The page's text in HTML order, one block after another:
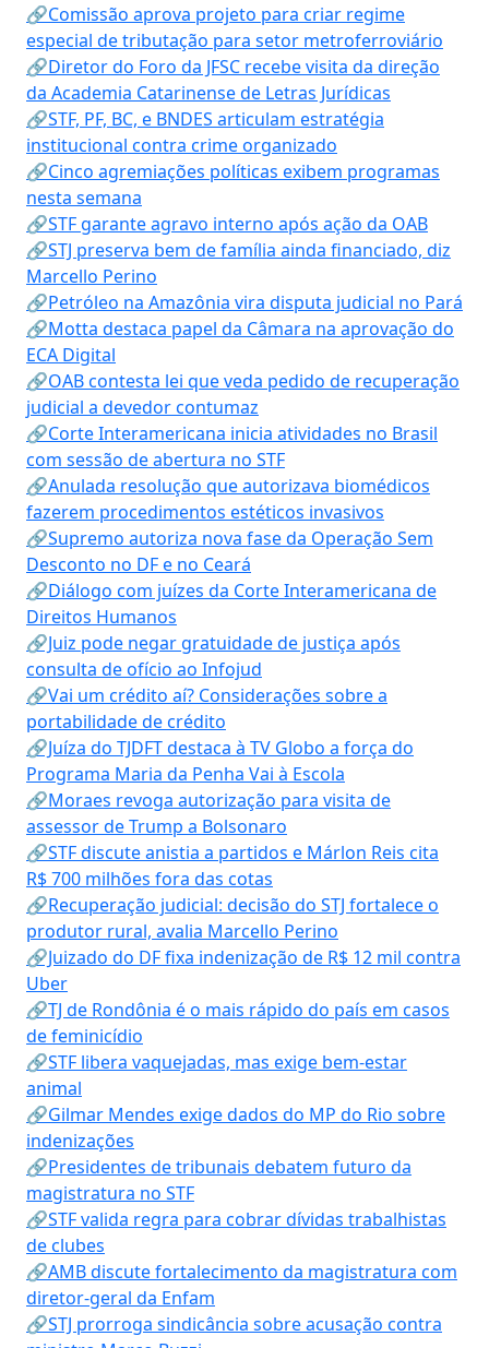
🔗Comissão aprova projeto para criar regime
especial de tributação para setor metroferroviário
🔗Diretor do Foro da JFSC recebe visita da direção
da Academia Catarinense de Letras Jurídicas
🔗STF, PF, BC, e BNDES articulam estratégia
institucional contra crime organizado
🔗Cinco agremiações políticas exibem programas
nesta semana
🔗STF garante agravo interno após ação da OAB
🔗STJ preserva bem de família ainda financiado, diz
Marcello Perino
🔗Petróleo na Amazônia vira disputa judicial no Pará
🔗Motta destaca papel da Câmara na aprovação do
ECA Digital
🔗OAB contesta lei que veda pedido de recuperação
judicial a devedor contumaz
🔗Corte Interamericana inicia atividades no Brasil
com sessão de abertura no STF
🔗Anulada resolução que autorizava biomédicos
fazerem procedimentos estéticos invasivos
🔗Supremo autoriza nova fase da Operação Sem
Desconto no DF e no Ceará
🔗Diálogo com juízes da Corte Interamericana de
Direitos Humanos
🔗Juiz pode negar gratuidade de justiça após
consulta de ofício ao Infojud
🔗Vai um crédito aí? Considerações sobre a
portabilidade de crédito
🔗Juíza do TJDFT destaca à TV Globo a força do
Programa Maria da Penha Vai à Escola
🔗Moraes revoga autorização para visita de
assessor de Trump a Bolsonaro
🔗STF discute anistia a partidos e Márlon Reis cita
R$ 700 milhões fora das cotas
🔗Recuperação judicial: decisão do STJ fortalece o
produtor rural, avalia Marcello Perino
🔗Juizado do DF fixa indenização de R$ 12 mil contra
Uber
🔗TJ de Rondônia é o mais rápido do país em casos
de feminicídio
🔗STF libera vaquejadas, mas exige bem-estar
animal
🔗Gilmar Mendes exige dados do MP do Rio sobre
indenizações
🔗Presidentes de tribunais debatem futuro da
magistratura no STF
🔗STF valida regra para cobrar dívidas trabalhistas
de clubes
🔗AMB discute fortalecimento da magistratura com
diretor-geral da Enfam
🔗STJ prorroga sindicância sobre acusação contra